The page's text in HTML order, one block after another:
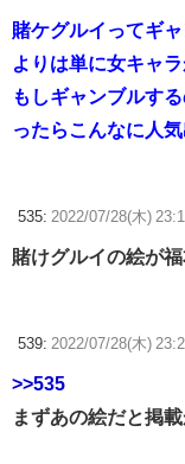
賭ケグルイってギ
よりは単に女キャ
もしギャンブルす
ったらこんなに人
535: 2022/07/28(木)
賭けグルイの絵が
539: 2022/07/28(木)
>>535
まずあの絵だと掲